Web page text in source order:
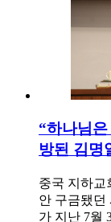
“하나님
방된 김명
중국 지하교
안 구금됐던
가 지난 7월